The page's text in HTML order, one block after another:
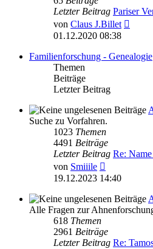
Letzter Beitrag Pariser
von Claus J.Billet
01.12.2020 08:38
Familienforschung - Genealogie
Themen
Beiträge
Letzter Beitrag
Suche zu Vorfahren.
1023 Themen
4491 Beiträge
Letzter Beitrag Re:
von Smiiile
Beitrag
19.12.2023 14:40
Alle Fragen zur
618 Themen
2961 Beiträge
Letzter Beitrag Re: